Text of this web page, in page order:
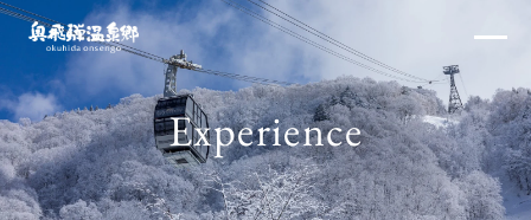
内
ス
キ
ッ
プ
Experience
×
北アルプス